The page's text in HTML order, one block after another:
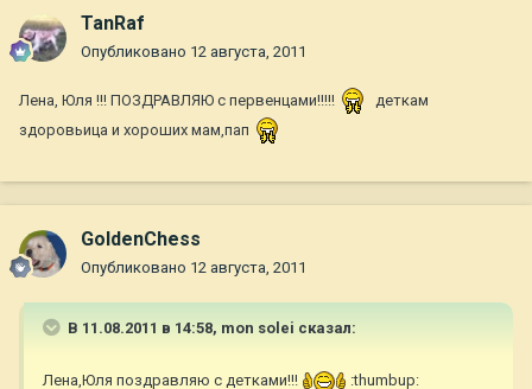
TanRaf
Опубликовано 12 августа, 2011
Лена, Юля !!! ПОЗДРАВЛЯЮ с первенцами!!!!!
деткам
здоровьица и хороших мам,пап
GoldenChess
Опубликовано 12 августа, 2011
В 11.08.2011 в 14:58, mon solei сказал:
Лена,Юля поздравляю с детками!!! :thumbup: